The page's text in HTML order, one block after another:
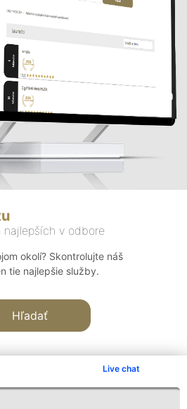
Live chat
v odbore
okolí? Skontrolujte náš
tie najlepšie služby.
Hľadať